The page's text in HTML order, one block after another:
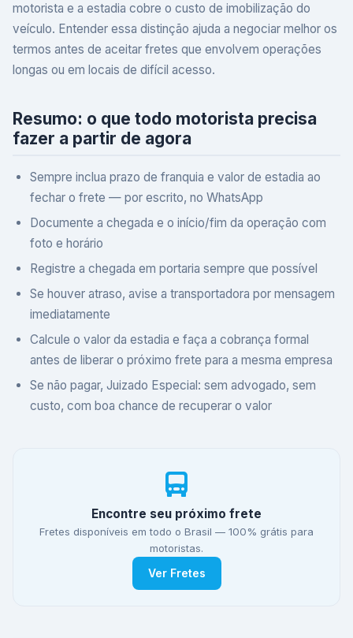
motorista e a estadia cobre o custo de imobilização do
veículo. Entender essa distinção ajuda a negociar melhor os
termos antes de aceitar fretes que envolvem operações
longas ou em locais de difícil acesso.
Resumo: o que todo motorista precisa
fazer a partir de agora
Sempre inclua prazo de franquia e valor de estadia ao
fechar o frete — por escrito, no WhatsApp
Documente a chegada e o início/fim da operação com
foto e horário
Registre a chegada em portaria sempre que possível
Se houver atraso, avise a transportadora por mensagem
imediatamente
Calcule o valor da estadia e faça a cobrança formal
antes de liberar o próximo frete para a mesma empresa
Se não pagar, Juizado Especial: sem advogado, sem
custo, com boa chance de recuperar o valor
Encontre seu próximo frete
Fretes disponíveis em todo o Brasil — 100% grátis para
motoristas.
Ver Fretes